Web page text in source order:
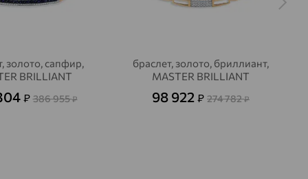
золото, сапфир,
BRILLIANT
₽ 386 955₽
браслет, золото, бриллиант,
MASTER BRILLIANT
98 922 ₽ 274 782₽